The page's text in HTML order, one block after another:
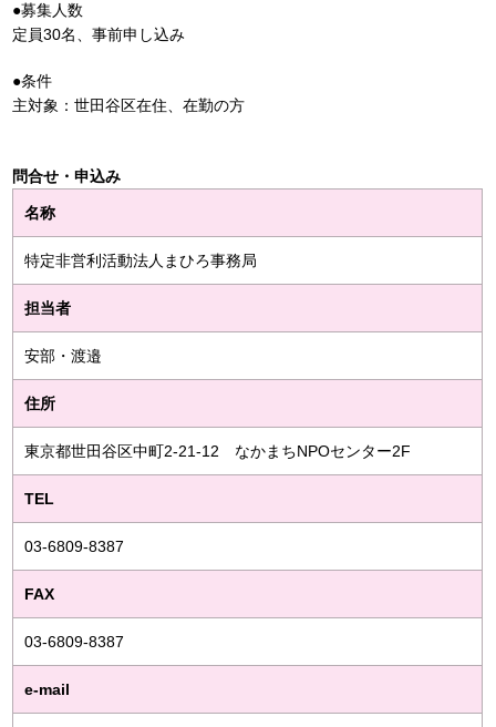
●募集人数
定員30名、事前申し込み
●条件
主対象：世田谷区在住、在勤の方
問合せ・申込み
名称
特定非営利活動法人まひろ事務局
担当者
安部・渡邉
住所
東京都世田谷区中町2-21-12 なかまちNPOセンター2F
TEL
03-6809-8387
FAX
03-6809-8387
e-mail